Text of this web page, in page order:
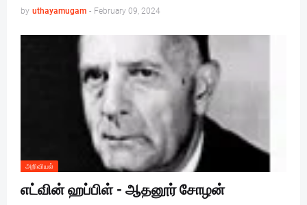
by uthayamugam - February 09, 2024
அறிவியல்
எட்வின் ஹப்பிள் - ஆதனூர் சோழன்